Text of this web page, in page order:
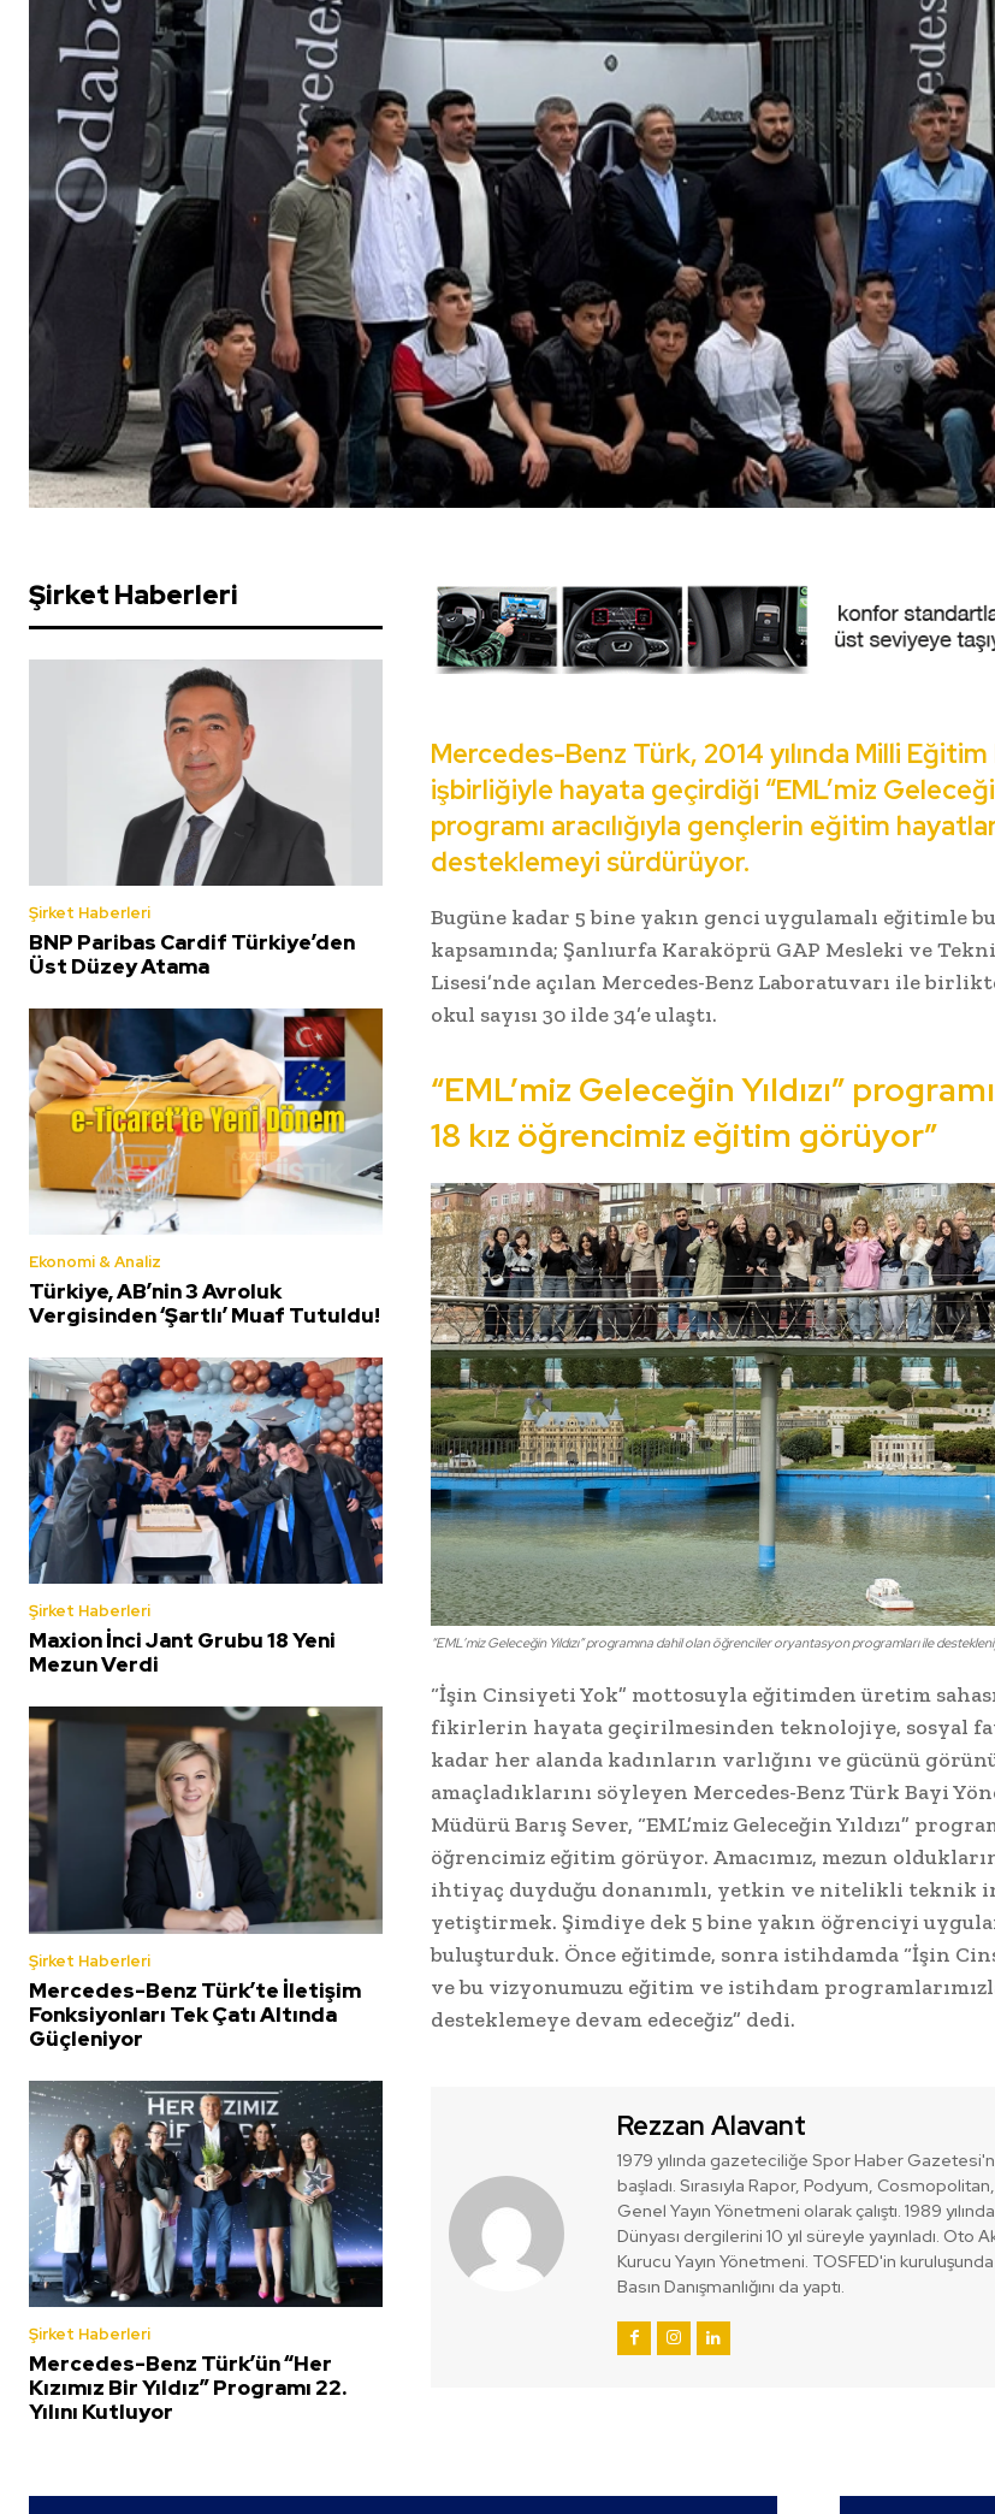
Şirket Haberleri
Şirket Haberleri
BNP Paribas Cardif Türkiye’den
Üst Düzey Atama
Ekonomi & Analiz
Türkiye, AB’nin 3 Avroluk
Vergisinden ‘Şartlı’ Muaf Tutuldu!
Şirket Haberleri
Maxion İnci Jant Grubu 18 Yeni
Mezun Verdi
Şirket Haberleri
Mercedes-Benz Türk’te İletişim
Fonksiyonları Tek Çatı Altında
Güçleniyor
Şirket Haberleri
Mercedes-Benz Türk’ün “Her
Kızımız Bir Yıldız” Programı 22.
Yılını Kutluyor
Mercedes-Benz Türk, 2014 yılında Milli Eğitim
işbirliğiyle hayata geçirdiği “EML’miz Geleceğin
programı aracılığıyla gençlerin eğitim
desteklemeyi sürdürüyor.
Bugüne kadar 5 bine yakın genci uygulamalı eğitimle
kapsamında; Şanlıurfa Karaköprü GAP Mesleki ve
Lisesi’nde açılan Mercedes-Benz Laboratuvarı ile
okul sayısı 30 ilde 34’e ulaştı.
“EML’miz Geleceğin Yıldızı”
18 kız öğrencimiz eğitim görüyor”
“EML’miz Geleceğin Yıldızı” programına dahil olan öğrenciler oryantasyon programları ile
“İşin Cinsiyeti Yok” mottosuyla eğitimden üretim
fikirlerin hayata geçirilmesinden teknolojiye, sosyal
kadar her alanda kadınların varlığını ve gücünü
amaçladıklarını söyleyen Mercedes-Benz Türk Bayi
Müdürü Barış Sever, “EML’miz Geleceğin Yıldızı”
öğrencimiz eğitim görüyor. Amacımız, mezun
ihtiyaç duyduğu donanımlı, yetkin ve nitelikli teknik
yetiştirmek. Şimdiye dek 5 bine yakın öğrenciyi
buluşturduk. Önce eğitimde, sonra istihdamda “İşin
ve bu vizyonumuzu eğitim ve istihdam
desteklemeye devam edeceğiz” dedi.
Rezzan Alavant
1979 yılında gazeteciliğe Spor Haber
başladı. Sırasıyla Rapor, Podyum,
Genel Yayın Yönetmeni olarak çalıştı. 1989
Dünyası dergilerini 10 yıl süreyle yayınladı. Oto
Kurucu Yayın Yönetmeni. TOSFED'in
Basın Danışmanlığını da yaptı.